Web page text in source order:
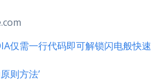
仅需一行代码即可解锁闪电般快速
则方法’